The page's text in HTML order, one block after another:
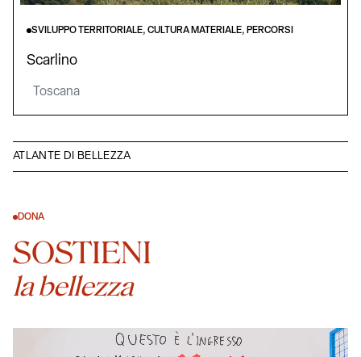
ATLANTE DI BELLEZZA
SVILUPPO TERRITORIALE, CULTURA MATERIALE, PERCORSI
Scarlino
Toscana
DONA
SOSTIENI
la bellezza